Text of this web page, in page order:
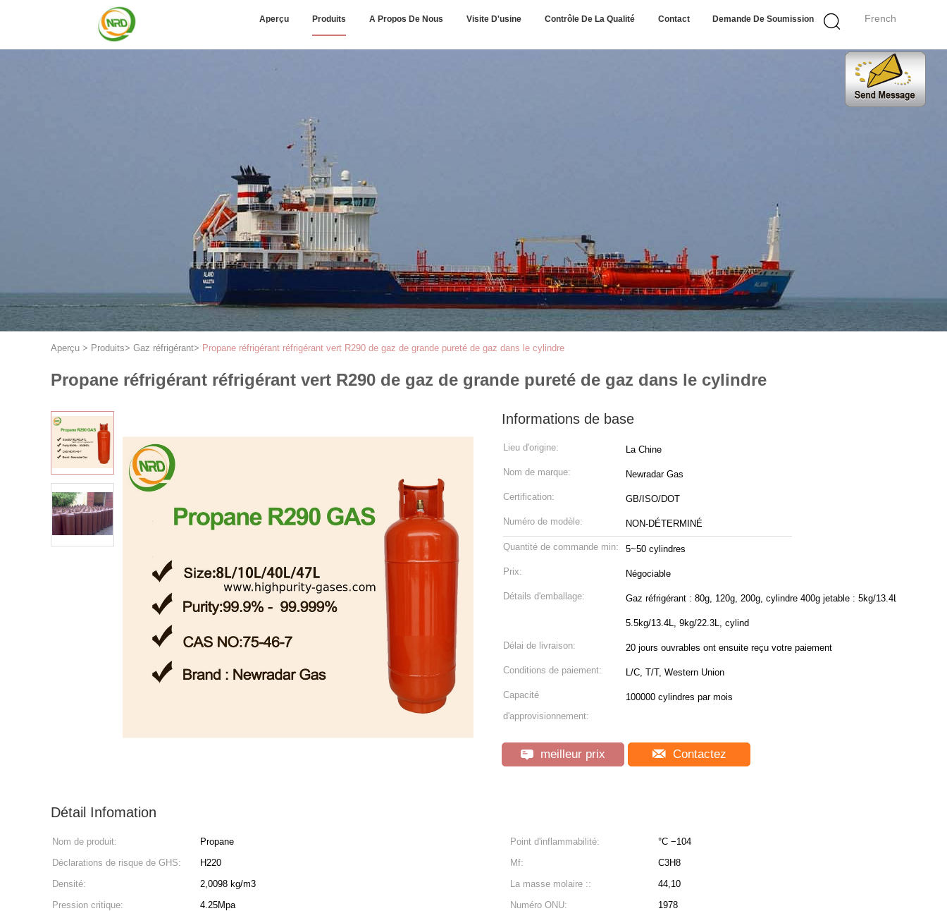
French
Aperçu Produits A Propos De Nous Visite D'usine Contrôle De La Qualité Contact Demande De Soumission
Aperçu > Produits> Gaz réfrigérant> Propane réfrigérant réfrigérant vert R290 de gaz de grande pureté de gaz dans le cylindre
Propane réfrigérant réfrigérant vert R290 de gaz de grande pureté de gaz dans le cylindre
Informations de base
Lieu d'origine: La Chine
Nom de marque: Newradar Gas
Certification: GB/ISO/DOT
Numéro de modèle: NON-DÉTERMINÉ
Quantité de commande min: 5~50 cylindres
Prix: Négociable
Détails d'emballage: Gaz réfrigérant : 80g, 120g, 200g, cylindre 400g jetable : 5kg/13.4L,
5.5kg/13.4L, 9kg/22.3L, cylind
Délai de livraison: 20 jours ouvrables ont ensuite reçu votre paiement
Conditions de paiement: L/C, T/T, Western Union
Capacité
d'approvisionnement:
100000 cylindres par mois
meilleur prix Contactez
Détail Infomation
Nom de produit: Propane Point d'inflammabilité:
°C −104
Déclarations de risque de GHS:
H220 Mf:
C3H8
Densité:
2,0098 kg/m3 La masse molaire ::
44,10
Pression critique:
4.25Mpa Numéro ONU:
1978